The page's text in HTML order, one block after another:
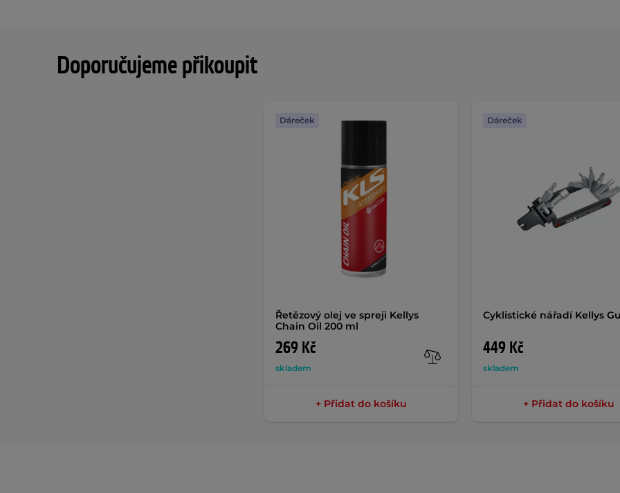
Doporučujeme přikoupit
Řetězový olej ve spreji Kellys
Chain Oil 200 ml
269 Kč
skladem
Dáreček
+ Přidat do košíku
Cyklistické nářadí Kellys
449 Kč
skladem
Dáreček
+ Přidat do košíku